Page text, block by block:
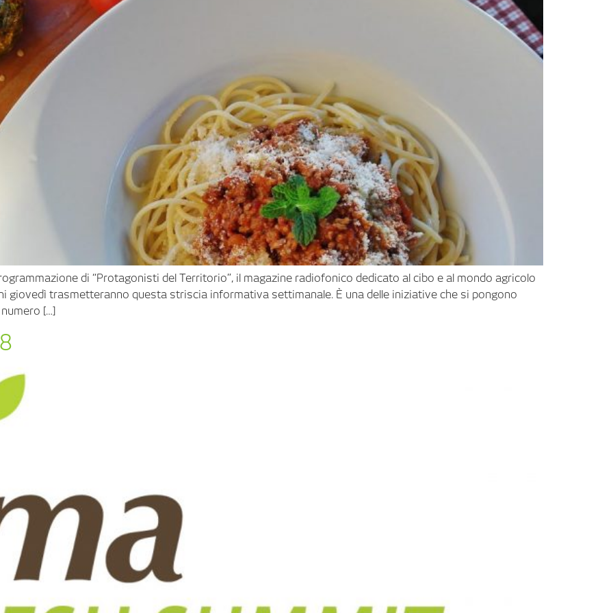
di “Protagonisti del Territorio”, il magazine radiofonico dedicato al cibo e al mondo agricolo
giovedì trasmetteranno questa striscia informativa settimanale. È una delle iniziative che si pongono
[…]